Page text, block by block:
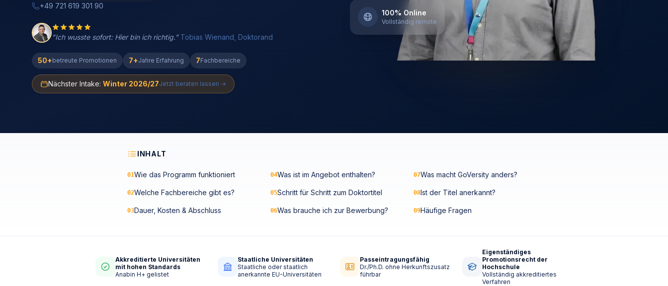
+49 721 619 301 90
"Ich wusste sofort: Hier bin ich richtig." Tobias Wienand, Doktorand
50+betreute Promotionen 7+Jahre Erfahrung 7Fachbereiche
Nächster Intake: Winter 2026/27Jetzt beraten lassen →
100% Online
Vollständig remote
INHALT
01Wie das Programm funktioniert
02Welche Fachbereiche gibt es?
03Dauer, Kosten & Abschluss
04Was ist im Angebot enthalten?
05Schritt für Schritt zum Doktortitel
06Was brauche ich zur Bewerbung?
07Was macht GoVersity anders?
08Ist der Titel anerkannt?
09Häufige Fragen
Akkreditierte Universitäten
mit hohen Standards
Anabin H+ gelistet
Staatliche Universitäten
Staatliche oder staatlich
anerkannte EU-Universitäten
Passeintragungsfähig
Dr./Ph.D. ohne Herkunftszusatz
führbar
Eigenständiges
Promotionsrecht der
Hochschule
Vollständig akkreditiertes
Verfahren